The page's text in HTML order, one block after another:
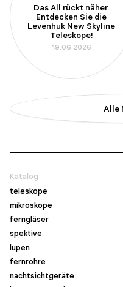
Das All rückt näher.
Entdecken Sie die
Levenhuk New Skyline
Teleskope!
19.06.2026
Alle
Katalog
teleskope
mikroskope
ferngläser
spektive
lupen
fernrohre
nachtsichtgeräte